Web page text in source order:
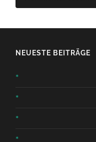
NEUESTE BEITRÄGE
*
*
*
*